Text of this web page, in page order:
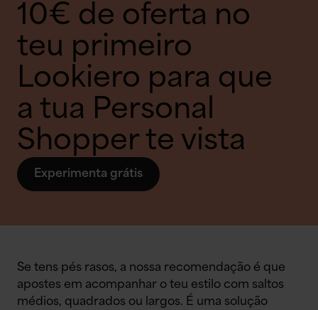
10€ de oferta no
teu primeiro
Lookiero para que
a tua Personal
Shopper te vista
Experimenta grátis
Se tens pés rasos, a nossa recomendação é que
apostes em acompanhar o teu estilo com saltos
médios, quadrados ou largos. É uma solução